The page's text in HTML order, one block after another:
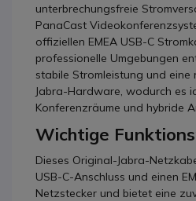
unterbrechungsfreie
PanaCast
offiziellen EMEA USB-C
professionelle Umgebungen
stabile Stromleistung und
Jabra-Hardware, wodurch es
Konferenzräume und hybride
Wichtige
Dieses Original-Jabra-
USB-C-Anschluss und einen
Netzstecker und bietet eine